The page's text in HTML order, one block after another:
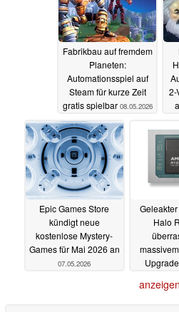
Fabrikbau auf fremdem
Planeten:
Automationsspiel auf
Steam für kurze Zeit
gratis spielbar 08.05.2026
2-
Epic Games Store
kündigt neue
kostenlose Mystery-
Games für Mai 2026 an
07.05.2026
Halo
Upgrade
anzeigen